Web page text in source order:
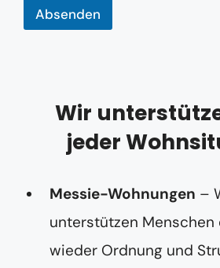
Absenden
Wir
jeder
Messie-Wohnungen –
unterstützen Menschen
wieder Ordnung und